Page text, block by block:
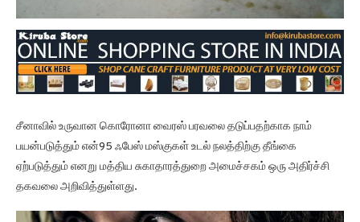
சீனாவில் உருவான கொரோனா வைரஸ் பரவலை தடுப்பதற்காக நாம்
பயன்படுத்தும் என்95 ஃபேஸ் மஸ்குகள் உடல் நலத்திற்கு தீங்கை
ஏற்படுத்தும் எனறு மத்திய சுகாதாரத்துறை அமைச்சகம் ஒரு அதிர்ச்சி
தகவலை அறிவித்துள்ளது.